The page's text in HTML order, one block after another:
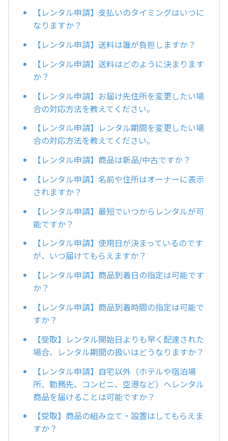
【レンタル申請】支払いのタイミングはいつに
なりますか？
【レンタル申請】送料は誰が負担しますか？
【レンタル申請】送料はどのように決まります
か？
【レンタル申請】お届け先住所を変更したい場
合の対応方法を教えてください。
【レンタル申請】レンタル期間を変更したい場
合の対応方法を教えてください。
【レンタル申請】商品は新品/中古ですか？
【レンタル申請】名前や住所はオーナーに表示
されますか？
【レンタル申請】最短でいつからレンタルが可
能ですか？
【レンタル申請】使用日が決まっているのです
が、いつ届けてもらえますか？
【レンタル申請】商品到着日の指定は可能です
か？
【レンタル申請】商品到着時間の指定は可能で
すか？
【受取】レンタル開始日よりも早く配達された
場合、レンタル期間の扱いはどうなりますか？
【レンタル申請】自宅以外（ホテルや宿泊場
所、勤務先、コンビニ、空港など）へレンタル
商品を届けることは可能ですか？
【受取】商品の組み立て・設置はしてもらえま
すか？